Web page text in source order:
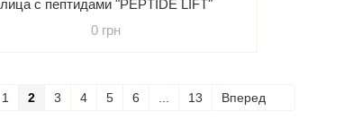
лица с пептидами "PEPTIDE LIFT"
0 грн
1 2 3 4 5 6 13 Вперед